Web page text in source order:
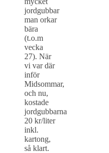
jordgubbar
man orkar
bära
(t.o.m
vecka
27). När
vi var där
inför
Midsommar,
och nu,
kostade
jordgubbarna
20 kr/liter
inkl.
kartong,
så klart.